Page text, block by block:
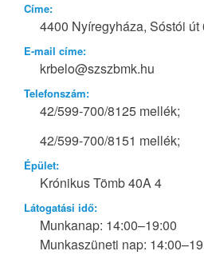
Címe:
4400 Nyíregyháza, Sóstói út
E-mail címe:
krbelo@szszbmk.hu
Telefonszám:
42/599-700/8125 mellék;
42/599-700/8151 mellék;
Épület:
Krónikus Tömb 40A 4
Látogatási idő:
Munkanap: 14:00–19:00
Munkaszüneti nap: